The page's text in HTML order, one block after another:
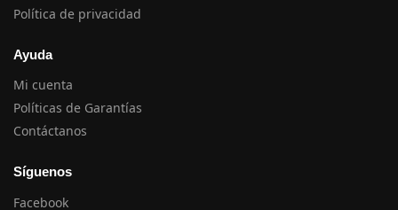
Política de privacidad
Ayuda
Mi cuenta
Políticas de Garantías
Contáctanos
Síguenos
Facebook